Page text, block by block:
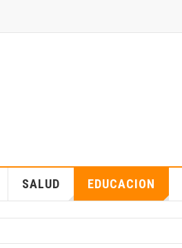
SALUD EDUCACION